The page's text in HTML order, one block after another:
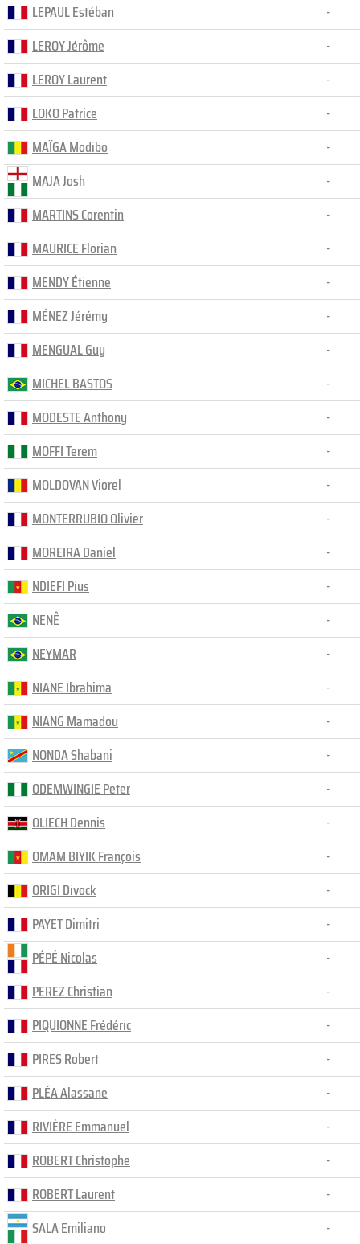
LEPAUL Estéban
-
LEROY Jérôme
-
LEROY Laurent
-
LOKO Patrice
-
MAÏGA Modibo
-
MAJA Josh
-
MARTINS Corentin
-
MAURICE Florian
-
MENDY Étienne
-
MÉNEZ Jérémy
-
MENGUAL Guy
-
MICHEL BASTOS
-
MODESTE Anthony
-
MOFFI Terem
-
MOLDOVAN Viorel
-
MONTERRUBIO Olivier
-
MOREIRA Daniel
-
NDIEFI Pius
-
NENÊ
-
NEYMAR
-
NIANE Ibrahima
-
NIANG Mamadou
-
NONDA Shabani
-
ODEMWINGIE Peter
-
OLIECH Dennis
-
OMAM BIYIK François
-
ORIGI Divock
-
PAYET Dimitri
-
PÉPÉ Nicolas
-
PEREZ Christian
-
PIQUIONNE Frédéric
-
PIRES Robert
-
PLÉA Alassane
-
RIVIÈRE Emmanuel
-
ROBERT Christophe
-
ROBERT Laurent
-
SALA Emiliano
-